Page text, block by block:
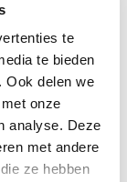
te
te bieden
Ook delen we
onze
analyse. Deze
met andere
ze hebben